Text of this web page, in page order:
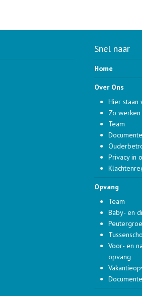
Snel naar
Home
Over Ons
Hier staan
Zo werken
Team
Privacy in
Opvang
Team
Baby- en
Voor- en
opvang